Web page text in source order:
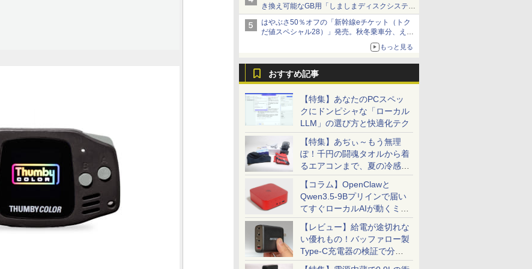
き換え可能なGB用「しましまディスクシステ
ム」
はやぶさ50％オフの「新幹線eチケット（トク
だ値スペシャル28）」発売。秋冬乗車分、えき
もっと見る
おすすめ記事
【特集】あなたのPCスペッ
クにドンピシャな「ローカル
LLM」の選び方と快適化テク
【特集】あぢぃ～もう無理
ぽ！千円の闘魂タオルから着
るエアコンまで、夏の冷感グ
ッズ一挙紹介
【コラム】OpenClawと
Qwen3.5-9Bプリインで届い
てすぐローカルAIが動くミニ
PC「SER9 Pro」
【レビュー】給電が途切れな
い優れもの！バッファロー製
Type-C充電器の検証で分か
ったこと